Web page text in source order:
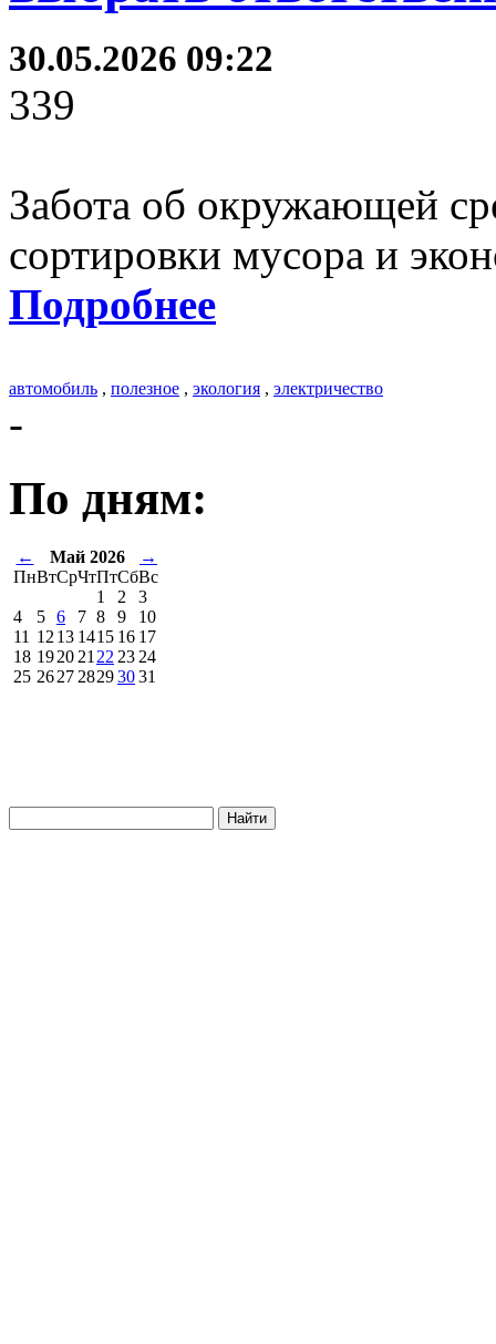
30.05.2026 09:22
339
Забота об окружающей
сортировки мусора и
Подробнее
автомобиль , полезное , экология , электричество
-
По дням:
← Май 2026
→
ПнВтСрЧтПтСбВс
1
2
3
4
5 6 7 8 9
10
11 12 13 1415 16 17
18 1920 21 22 23 24
25 2627 28293031